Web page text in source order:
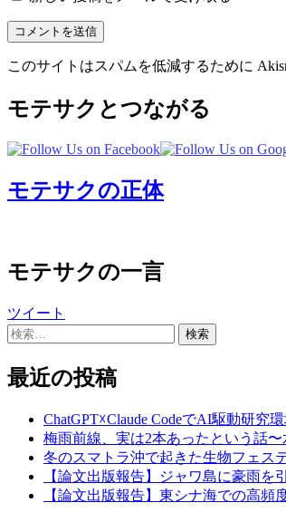
このサイトはスパムを低減するために
モテサクとつながる
モテサクの正体
モテサクの一言
ツイート
検
最近の投稿
ChatGPT☓Claude CodeでAI駆動研究
梅雨前線、実は2本あったという話
冬のスマトラ沖で起きた生物フェス
【論文出版報告】ジャワ島に豪雨を
【論文出版報告】東シナ海での高